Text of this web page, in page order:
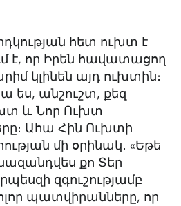
հետ ուխտ է
է, որ Իրեն հավատացող
կլինեն այդ ուխտին։
ես, անշուշտ, քեզ
և Նոր Ուխտ
Ահա Հին Ուխտի
մի օրինակ․ «Եթե
քո Տեր
զգուշությամբ
պատվիրանները, որ